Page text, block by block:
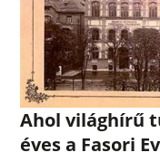
Ahol világhírű
éves a Fasori